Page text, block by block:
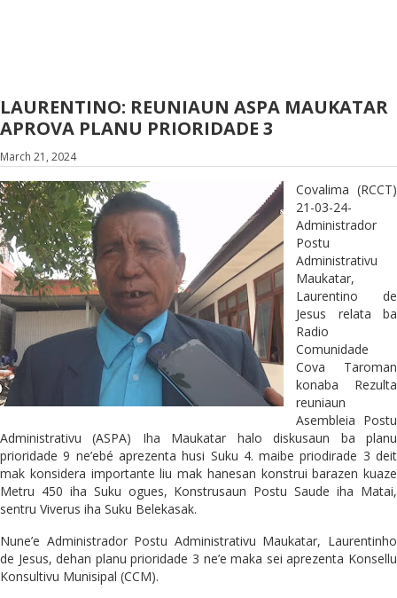
LAURENTINO: REUNIAUN ASPA MAUKATAR
APROVA PLANU PRIORIDADE 3
March 21, 2024
Covalima (RCCT)
21-03-24-
Administrador
Postu
Administrativu
Maukatar,
Laurentino de
Jesus relata ba
Radio
Comunidade
Cova Taroman
konaba Rezulta
reuniaun
Asembleia Postu
Administrativu (ASPA) Iha Maukatar halo diskusaun ba planu
prioridade 9 ne’ebé aprezenta husi Suku 4. maibe priodirade 3 deit
mak konsidera importante liu mak hanesan konstrui barazen kuaze
Metru 450 iha Suku ogues, Konstrusaun Postu Saude iha Matai,
sentru Viverus iha Suku Belekasak.
Nune’e Administrador Postu Administrativu Maukatar, Laurentinho
de Jesus, dehan planu prioridade 3 ne’e maka sei aprezenta Konsellu
Konsultivu Munisipal (CCM).